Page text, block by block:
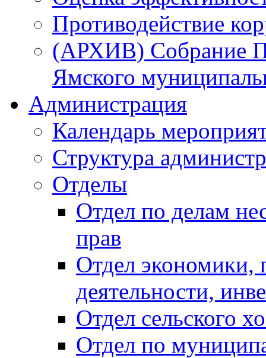
Противодействие
(АРХИВ) Собрание
Ямского
Администрация
Календарь
Структура
Отделы
Отдел по делам
прав
Отдел экономики,
деятельности,
Отдел сельского
Отдел по